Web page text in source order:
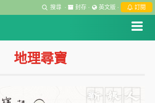
搜尋 · 封存 · 英文版 · 訂閱
地理尋寶